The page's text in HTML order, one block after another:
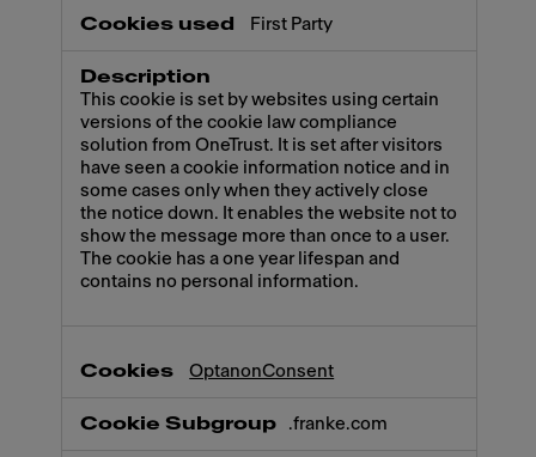
First Party
This cookie is set by websites using certain
versions of the cookie law compliance
solution from OneTrust. It is set after visitors
have seen a cookie information notice and in
some cases only when they actively close
the notice down. It enables the website not to
show the message more than once to a user.
The cookie has a one year lifespan and
contains no personal information.
OptanonConsent
.franke.com